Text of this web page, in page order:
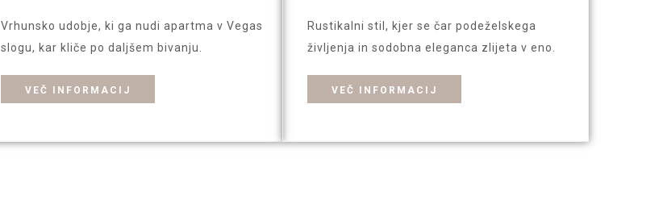
Vrhunsko udobje, ki ga nudi apartma v Vegas
slogu, kar kliče po daljšem bivanju.
VEČ INFORMACIJ
Rustikalni stil, kjer se čar podeželskega
življenja in sodobna eleganca zlijeta v eno.
VEČ INFORMACIJ